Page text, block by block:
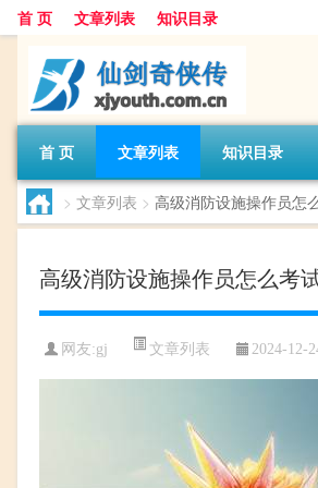
首 页 文章列表 知识目录
首 页 文章列表 知识目录
> 文章列表 > 高级消防设施操作员怎
高级消防设施操作员怎么考
网友:gj 文章列表 2024-12-